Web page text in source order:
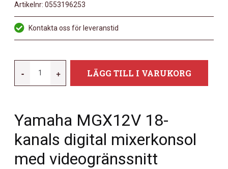
Artikelnr: 0553196253
Kontakta oss för leveranstid
-
MGX12V
+ LÄGG TILL I VARUKORG
Yamaha MGX12V 18-
kanals digital mixerkonsol
med videogränssnitt